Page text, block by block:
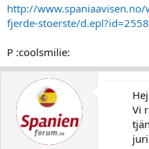
e
r
http://
fjerde-stoerste/
P :coolsmilie:
Vi